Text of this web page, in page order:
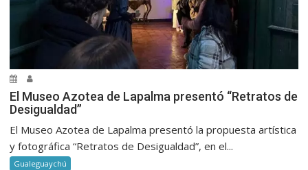
El Museo Azotea de Lapalma presentó “Retratos de
Desigualdad”
El Museo Azotea de Lapalma presentó la propuesta artística
y fotográfica “Retratos de Desigualdad”, en el...
Gualeguaychú